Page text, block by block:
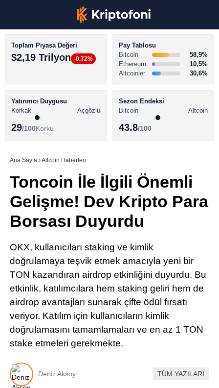
Youtube
TikTok
LinkedIn
Telegram
BİTCOİN HABERLERİ
ALTCOİN HABERLERİ
SÖZLÜK
Toplam Piyasa Değeri
$2,19 Trilyon -0.72%
Pay Tablosu
Bitcoin
58,9%
Ethereum
10,5%
Altcoinler
30,6%
Yatırımcı Duygusu
Korkak
Açgözlü
29/100Korku
Sezon Endeksi
Bitcoin
Altcoin
43.8/100
Ana Sayfa ›Altcoin Haberleri
Toncoin İle İlgili Önemli
Gelişme! Dev Kripto Para
Borsası Duyurdu
OKX, kullanıcıları staking ve kimlik
doğrulamaya teşvik etmek amacıyla yeni bir
TON kazandıran airdrop etkinliğini duyurdu. Bu
etkinlik, katılımcılara hem staking geliri hem de
airdrop avantajları sunarak çifte ödül fırsatı
veriyor. Katılım için kullanıcıların kimlik
doğrulamasını tamamlamaları ve en az 1 TON
stake etmeleri gerekmekte.
Deniz Aksoy TÜM YAZILARI